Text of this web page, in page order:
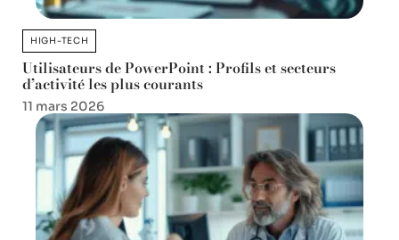
HIGH-TECH
Utilisateurs de PowerPoint : Profils et secteurs
d’activité les plus courants
11 mars 2026